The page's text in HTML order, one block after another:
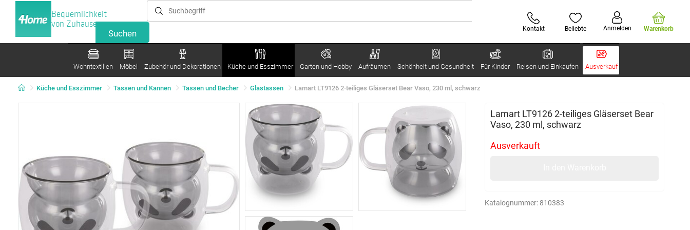
Bequemlichkeit
von Zuhause
Kontakt Beliebte Anmelden Warenkorb
Wohntextilien Möbel Zubehör und Dekorationen Küche und Esszimmer Garten und Hobby Aufräumen Schönheit und Gesundheit Für Kinder Reisen und Einkaufen Ausverkauf
Küche und Esszimmer Tassen und Kannen Tassen und Becher Glastassen Lamart LT9126 2-teiliges Gläserset Bear Vaso, 230 ml, schwarz
Lamart LT9126 2-teiliges Gläserset Bear
Vaso, 230 ml, schwarz
Ausverkauft
Katalognummer: 810383